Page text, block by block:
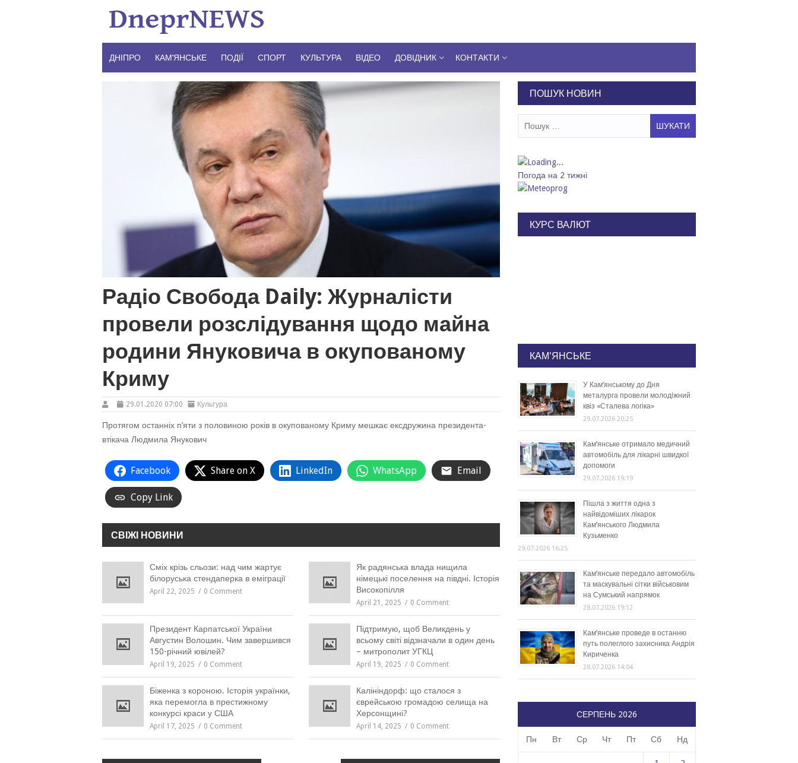
ДНІПРО КАМ’ЯНСЬКЕ ПОДІЇ СПОРТ КУЛЬТУРА ВІДЕО ДОВІДНИК КОНТАКТИ
Радіо Свобода Daily: Журналісти
провели розслідування щодо майна
родини Януковича в окупованому
Криму
29.01.2020 07:00 Культура
Протягом останніх п’яти з половиною років в окупованому Криму мешкає ексдружина президента-
втікача Людмила Янукович
Facebook Share on X LinkedIn WhatsApp Email
Copy Link
СВІЖІ НОВИНИ
Сміх крізь сльози: над чим жартує
білоруська стендаперка в еміграції
April 22, 2025 0 Comment
Як радянська влада нищила
німецькі поселення на півдні. Історія
Високопілля
April 21, 2025 0 Comment
Президент Карпатської України
Августин Волошин. Чим завершився
150-річний ювілей?
April 19, 2025 0 Comment
Підтримую, щоб Великдень у
всьому світі відзначали в один день
– митрополит УГКЦ
April 19, 2025 0 Comment
Біженка з короною. Історія українки,
яка перемогла в престижному
конкурсі краси у США
April 17, 2025 0 Comment
Калініндорф: що сталося з
єврейською громадою селища на
Херсонщині?
April 14, 2025 0 Comment
ПОШУК НОВИН
Погода на 2 тижні
КУРС ВАЛЮТ
КАМ'ЯНСЬКЕ
У Кам’янському до Дня
металурга провели молодіжний
квіз «Сталева логіка»
29.07.2026 20:25
Кам’янське отримало медичний
автомобіль для лікарні швидкої
допомоги
29.07.2026 19:19
Пішла з життя одна з
найвідоміших лікарок
Кам’янського Людмила
Кузьменко
29.07.2026 16:25
Кам’янське передало автомобіль
та маскувальні сітки військовим
на Сумський напрямок
28.07.2026 19:12
Кам’янське проведе в останню
путь полеглого захисника Андрія
Кириченка
28.07.2026 14:04
СЕРПЕНЬ 2026
Пн Вт Ср Чт Пт Сб Нд